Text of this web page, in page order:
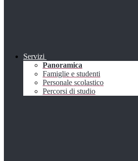
Servizi
Panoramica
Famiglie e studenti
Personale scolastico
Percorsi di studio